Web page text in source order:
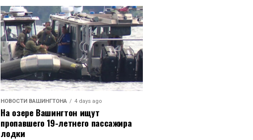
НОВОСТИ ВАШИНГТОНА 4 days ago
На озере Вашингтон ищут
пропавшего 19-летнего пассажира
лодки